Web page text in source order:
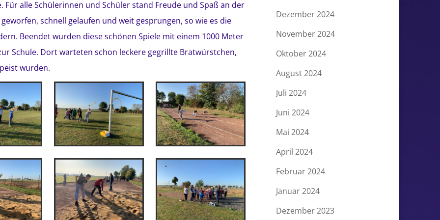
alle Schülerinnen und Schüler stand Freude und Spaß an der
schnell gelaufen und weit gesprungen, so wie es die
Beendet wurden diese schönen Spiele mit einem 1000 Meter
Schule. Dort warteten schon leckere gegrillte Bratwürstchen,
wurden.
Dezember 2024
November 2024
Oktober 2024
August 2024
Juli 2024
Juni 2024
Mai 2024
April 2024
Februar 2024
Januar 2024
Dezember 2023